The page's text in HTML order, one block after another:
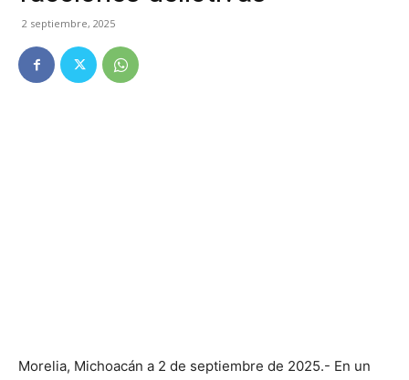
2 septiembre, 2025
Morelia, Michoacán a 2 de septiembre de 2025.- En un